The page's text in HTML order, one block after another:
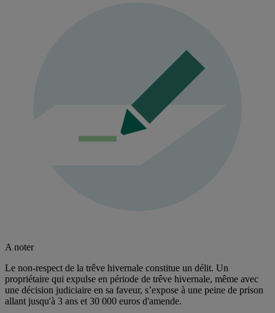
A noter
Le non-respect de la trêve hivernale constitue un délit. Un
propriétaire qui expulse en période de trêve hivernale, même avec
une décision judiciaire en sa faveur, s’expose à une peine de prison
allant jusqu'à 3 ans et 30 000 euros d'amende.